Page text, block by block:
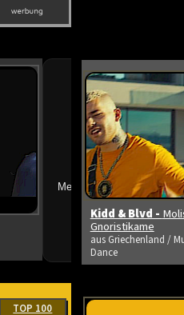
➔
Mehr neue Vids ansehen
TOP 100
Kidd & Blvd -
Gnoristikame
aus Griechenland /
Dance